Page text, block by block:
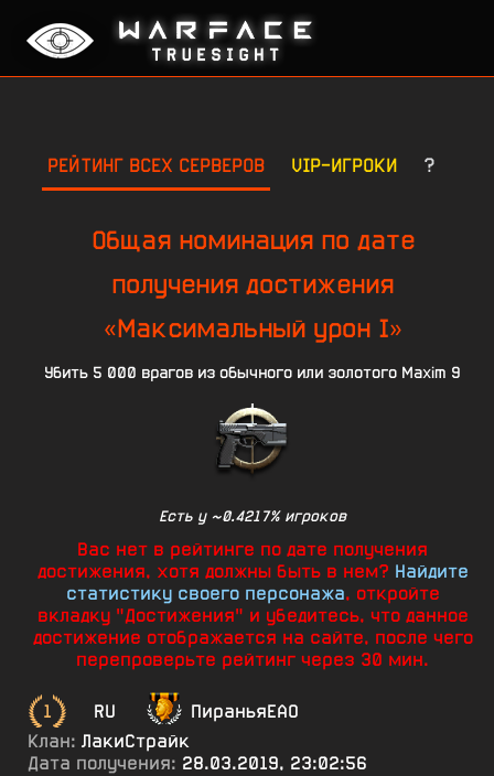
РЕЙТИНГ ВСЕХ СЕРВЕРОВ VIP-ИГРОКИ ?
Общая номинация по дате
получения достижения
«Максимальный урон I»
Убить 5 000 врагов из обычного или золотого Maxim 9
Есть у ~0.4217% игроков
Вас нет в рейтинге по дате получения
достижения, хотя должны быть в нем? Найдите
статистику своего персонажа, откройте
вкладку "Достижения" и убедитесь, что данное
достижение отображается на сайте, после чего
перепроверьте рейтинг через 30 мин.
1 RU
ПираньяЕАО
Клан: ЛакиСтрайк
Дата получения: 28.03.2019, 23:02:56